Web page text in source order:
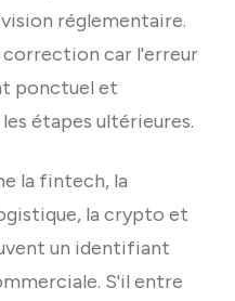
réglementaire.
correction car l'erreur
ponctuel et
étapes ultérieures.
la fintech, la
la crypto et
un identifiant
S'il entre